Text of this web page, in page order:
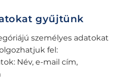
gyűjtünk
személyes adatokat
fel:
Név, e-mail cím,